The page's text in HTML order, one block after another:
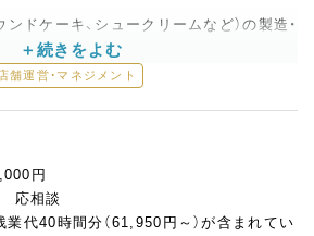
ンドケーキ、シュークリームなど）の製造・
ション（経験・スキルに応じて）
・在庫管理
ンスなど、アトリエの環境維持
エ全体の要として活躍していただきま
舗運営・マネジメント
円
応相談
代40時間分（61,950円～）が含まれてい